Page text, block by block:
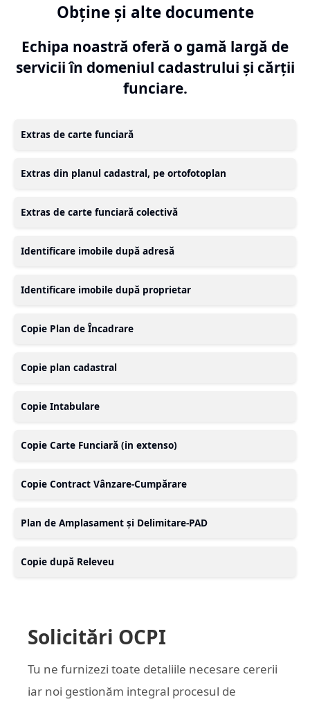
Obține și alte documente
Echipa noastră oferă o gamă largă de
servicii în domeniul cadastrului și cărții
funciare.
Extras de carte funciară
Extras din planul cadastral, pe ortofotoplan
Extras de carte funciară colectivă
Identificare imobile după adresă
Identificare imobile după proprietar
Copie Plan de Încadrare
Copie plan cadastral
Copie Intabulare
Copie Carte Funciară (in extenso)
Copie Contract Vânzare-Cumpărare
Plan de Amplasament și Delimitare-PAD
Copie după Releveu
Solicitări OCPI
Tu ne furnizezi toate detaliile necesare cererii
iar noi gestionăm integral procesul de